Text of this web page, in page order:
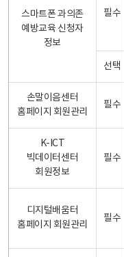
스마트폰 과의존
예방교육 신청자
정보
필수
선택
손말이음센터
홈페이지 회원관리
필수
K-ICT
빅데이터센터
회원정보
필수
디지털배움터
홈페이지 회원관리
필수